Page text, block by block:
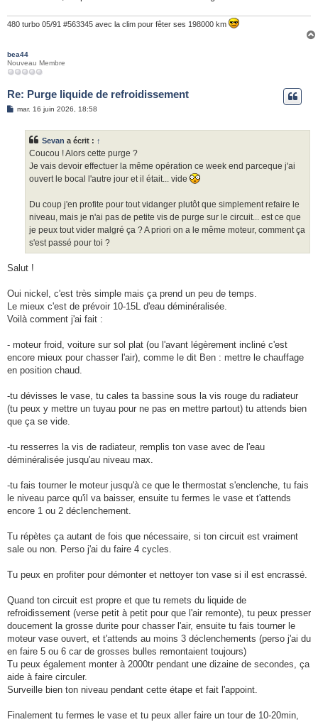
480 turbo 05/91 #563345 avec la clim pour fêter ses 198000 km
bea44
Nouveau Membre
Re: Purge liquide de refroidissement
Mmar. 16 juin 2026, 18:58
Sevan a écrit : ↑
Coucou ! Alors cette purge ?
Je vais devoir effectuer la même opération ce week end parceque j'ai
ouvert le bocal l'autre jour et il était... vide
Du coup j'en profite pour tout vidanger plutôt que simplement refaire le
niveau, mais je n'ai pas de petite vis de purge sur le circuit... est ce que
je peux tout vider malgré ça ? A priori on a le même moteur, comment ça
s'est passé pour toi ?
Salut !
Oui nickel, c'est très simple mais ça prend un peu de temps.
Le mieux c'est de prévoir 10-15L d'eau déminéralisée.
Voilà comment j'ai fait :
- moteur froid, voiture sur sol plat (ou l'avant légèrement incliné c'est
encore mieux pour chasser l'air), comme le dit Ben : mettre le chauffage
en position chaud.
-tu dévisses le vase, tu cales ta bassine sous la vis rouge du radiateur
(tu peux y mettre un tuyau pour ne pas en mettre partout) tu attends bien
que ça se vide.
-tu resserres la vis de radiateur, remplis ton vase avec de l'eau
déminéralisée jusqu'au niveau max.
-tu fais tourner le moteur jusqu'à ce que le thermostat s'enclenche, tu fais
le niveau parce qu'il va baisser, ensuite tu fermes le vase et t'attends
encore 1 ou 2 déclenchement.
Tu répètes ça autant de fois que nécessaire, si ton circuit est vraiment
sale ou non. Perso j'ai du faire 4 cycles.
Tu peux en profiter pour démonter et nettoyer ton vase si il est encrassé.
Quand ton circuit est propre et que tu remets du liquide de
refroidissement (verse petit à petit pour que l'air remonte), tu peux presser
doucement la grosse durite pour chasser l'air, ensuite tu fais tourner le
moteur vase ouvert, et t'attends au moins 3 déclenchements (perso j'ai du
en faire 5 ou 6 car de grosses bulles remontaient toujours)
Tu peux également monter à 2000tr pendant une dizaine de secondes, ça
aide à faire circuler.
Surveille bien ton niveau pendant cette étape et fait l'appoint.
Finalement tu fermes le vase et tu peux aller faire un tour de 10-20min,